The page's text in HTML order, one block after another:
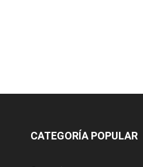
CATEGORÍA POPULAR